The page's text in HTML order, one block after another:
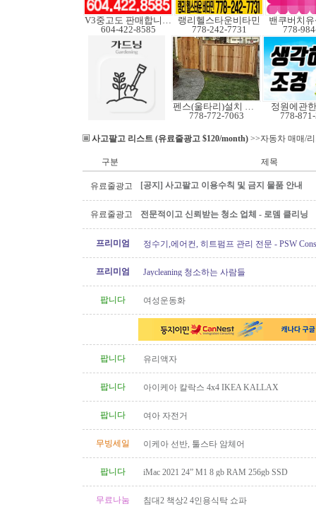
V3중고도 판매합니다.
604-422-8585
랭리헬스타운비타민
778-242-7731
밴쿠버치
778-
펜스(울타리)설치 수리
778-772-7063
정원에관
778-
사고팔고 리스트 (유료줄광고 $120/month) >>자동차 매매/
구분 제목
유료줄광고 [공지] 사고팔고 이용수칙 및 금지 물품 안내
유료줄광고 전문적이고 신뢰받는 청소 업체 - 로뎀 클리닝
프리미엄 정수기,에어컨, 히트펌프 관리 전문 - PSW
프리미엄 Jaycleaning 청소하는 사람들
팝니다 여성운동화
팝니다 유리액자
팝니다 아이케아 칼락스 4x4 IKEA KALLAX
팝니다 여아 자전거
무빙세일 이케아 선반, 툴스타 암체어
팝니다 iMac 2021 24” M1 8 gb RAM 256gb SSD
무료나눔 침대2 책상2 4인용식탁 쇼파